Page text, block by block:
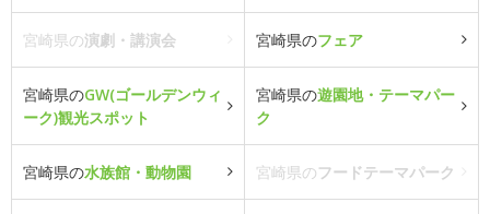
宮崎県の演劇・講演会 宮崎県のフェア
宮崎県のGW(ゴールデンウィ
ーク)観光スポット
宮崎県の遊園地・テーマパー
ク
宮崎県の水族館・動物園 宮崎県のフードテーマパーク